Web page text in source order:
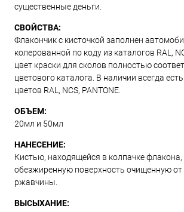
существенные деньги.
СВОЙСТВА:
Флакончик с кисточкой заполнен
колерованной по коду из каталогов RAL,
цвет краски для сколов полностью
цветового каталога. В наличии всегда
цветов RAL, NCS, PANTONE.
ОБЪЕМ:
20мл и 50мл
НАНЕСЕНИЕ:
Кистью, находящейся в колпачке флакона,
обезжиренную поверхность очищенную
ржавчины.
ВЫСЫХАНИЕ: